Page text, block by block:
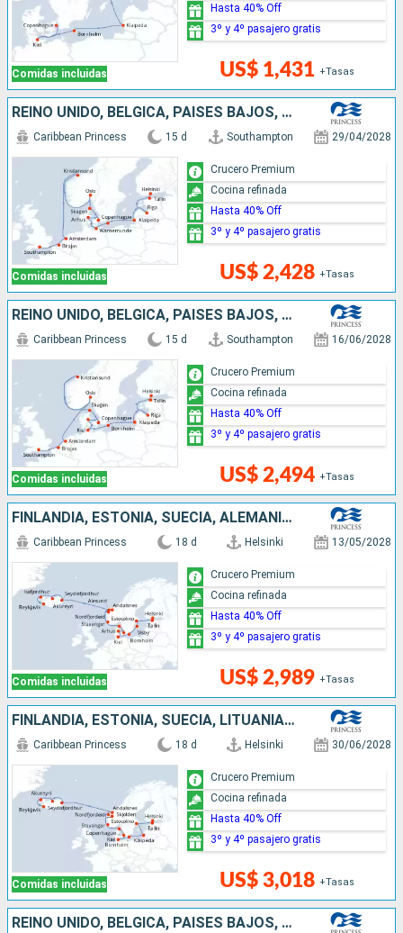
Comidas incluidas US$ 1,431 +Tasas
Hasta 40% Off
3º y 4º pasajero gratis
REINO UNIDO, BÉLGICA, PAISES BAJOS, NORUEGA, DINAMARCA, ALEMANIA, LITUANIA, LETONIA, ESTONIA, FINLANDIA
Comidas incluidas
Caribbean Princess 15 d Southampton 29/04/2028
US$ 2,428 +Tasas
Crucero Premium
Cocina refinada
Hasta 40% Off
3º y 4º pasajero gratis
REINO UNIDO, BÉLGICA, PAISES BAJOS, NORUEGA, DINAMARCA, ALEMANIA, LITUANIA, LETONIA, ESTONIA, FINLANDIA
Comidas incluidas
Caribbean Princess 15 d Southampton 16/06/2028
US$ 2,494 +Tasas
Crucero Premium
Cocina refinada
Hasta 40% Off
3º y 4º pasajero gratis
FINLANDIA, ESTONIA, SUECIA, ALEMANIA, DINAMARCA, NORUEGA, ISLANDIA
Comidas incluidas
Caribbean Princess 18 d Helsinki 13/05/2028
US$ 2,989 +Tasas
Crucero Premium
Cocina refinada
Hasta 40% Off
3º y 4º pasajero gratis
FINLANDIA, ESTONIA, SUECIA, LITUANIA, DINAMARCA, ALEMANIA, NORUEGA, ISLANDIA
Comidas incluidas
Caribbean Princess 18 d Helsinki 30/06/2028
US$ 3,018 +Tasas
Crucero Premium
Cocina refinada
Hasta 40% Off
3º y 4º pasajero gratis
REINO UNIDO, BÉLGICA, PAISES BAJOS, NORUEGA, DINAMARCA, ALEMANIA, LETONIA, FINLANDIA, ESTONIA, SUECIA, LITUANIA